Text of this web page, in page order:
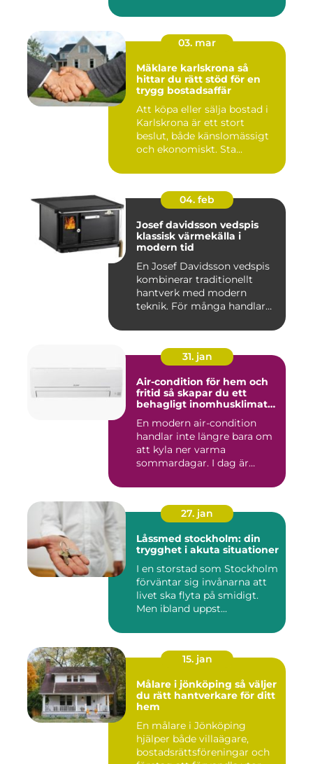
03. mar
Mäklare karlskrona så
hittar du rätt stöd för en
trygg bostadsaffär
Att köpa eller sälja bostad i
Karlskrona är ett stort
beslut, både känslomässigt
och ekonomiskt. Sta...
04. feb
Josef davidsson vedspis
klassisk värmekälla i
modern tid
En Josef Davidsson vedspis
kombinerar traditionellt
hantverk med modern
teknik. För många handlar
31. jan
Air-condition för hem och
fritid så skapar du ett
behagligt inomhusklimat
En modern air-condition
handlar inte längre bara om
att kyla ner varma
sommardagar. I dag är
27. jan
Låssmed stockholm: din
trygghet i akuta situationer
I en storstad som Stockholm
förväntar sig invånarna att
livet ska flyta på smidigt.
Men ibland uppst...
15. jan
Målare i jönköping så väljer
du rätt hantverkare för ditt
hem
En målare i Jönköping
hjälper både villaägare,
bostadsrättsföreningar och